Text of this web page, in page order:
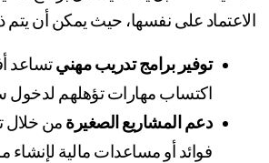
على نفسها، حيث يمكن أن يتم
توفير برامج تدريب مهني
اكتساب مهارات تؤهلهم لدخول
دعم المشاريع الصغيرة